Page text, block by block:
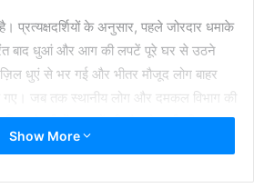
प्रत्यक्षदर्शियों के अनुसार, पहले जोरदार धमाके
बाद धुआं और आग की लपटें पूरे घर से उठने
धुएं से भर गई और भीतर मौजूद लोग बाहर
गए। जब तक स्थानीय लोग और दमकल विभाग की
के तीनों सदस्यों की मौत हो चुकी थी।
Show More